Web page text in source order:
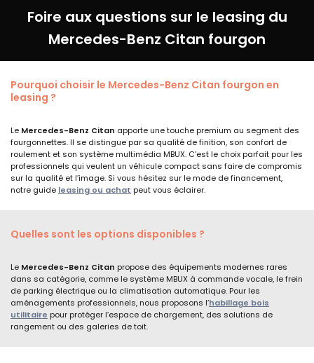
Foire aux questions sur le leasing du
Mercedes-Benz Citan fourgon
Pourquoi choisir le Mercedes-Benz Citan fourgon en
leasing ?
Le Mercedes-Benz Citan apporte une touche premium au segment des
fourgonnettes. Il se distingue par sa qualité de finition, son confort de
roulement et son système multimédia MBUX. C’est le choix parfait pour les
professionnels qui veulent un véhicule compact sans faire de compromis
sur la qualité et l’image. Si vous hésitez sur le mode de financement,
notre guide leasing ou achat peut vous éclairer.
Quelles sont les options disponibles ?
Le Mercedes-Benz Citan propose des équipements modernes rares
dans sa catégorie, comme le système MBUX à commande vocale, le frein
de parking électrique ou la climatisation automatique. Pour les
aménagements professionnels, nous proposons l’habillage bois
utilitaire pour protéger l’espace de chargement, des solutions de
rangement ou des galeries de toit.